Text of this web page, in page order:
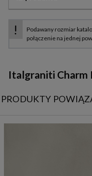
Italgraniti Charm
PRODUKTY